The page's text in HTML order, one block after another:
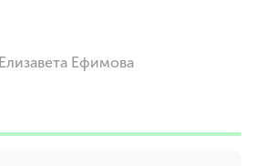
Елизавета Ефимова